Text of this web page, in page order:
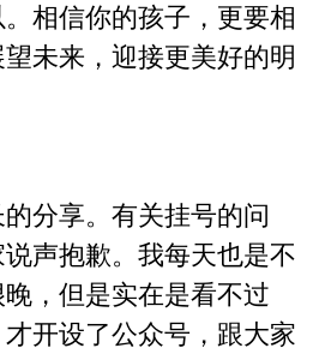
相信你的孩子，更要相
未来，迎接更美好的明
分享。有关挂号的问
声抱歉。我每天也是不
，但是实在是看不过
开设了公众号，跟大家